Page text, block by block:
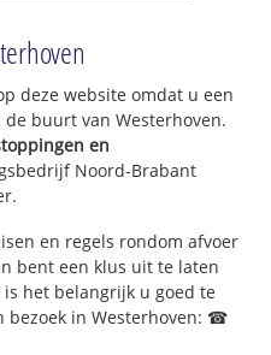
deze website omdat u een
buurt van Westerhoven.
en
Noord-Brabant
en regels rondom afvoer
bent een klus uit te laten
het belangrijk u goed te
bezoek in Westerhoven: ☎